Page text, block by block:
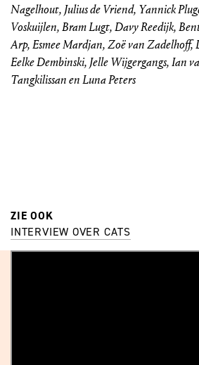
Nagelhout, Julius de Vriend, Yannick
Voskuijlen, Bram Lugt, Davy Reedijk,
Arp, Esmee Mardjan, Zoë van Zadelhoff,
Eelke Dembinski, Jelle Wijgergangs, Ian
Tangkilissan en Luna Peters
ZIE OOK
INTERVIEW OVER CATS